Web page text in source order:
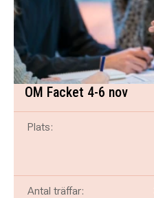
OM Facket 4-6 nov
Plats:
Antal träffar: